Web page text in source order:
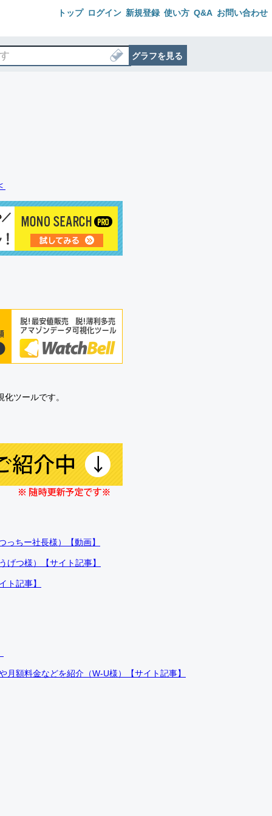
トップ ログイン 新規登録 使い方 Q&A お問い合わせ
グラフを見る
ツールです。
ちー社長様）【動画】
げつ様）【サイト記事】
ト記事】
額料金などを紹介（W-U様）【サイト記事】